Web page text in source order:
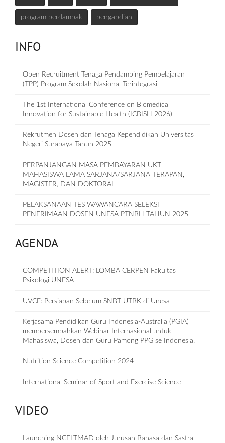
program berdampak pengabdian
INFO
Open Recruitment Tenaga Pendamping Pembelajaran
(TPP) Program Sekolah Nasional Terintegrasi
The 1st International Conference on Biomedical
Innovation for Sustainable Health (ICBISH 2026)
Rekrutmen Dosen dan Tenaga Kependidikan Universitas
Negeri Surabaya Tahun 2025
PERPANJANGAN MASA PEMBAYARAN UKT
MAHASISWA LAMA SARJANA/SARJANA TERAPAN,
MAGISTER, DAN DOKTORAL
PELAKSANAAN TES WAWANCARA SELEKSI
PENERIMAAN DOSEN UNESA PTNBH TAHUN 2025
AGENDA
COMPETITION ALERT: LOMBA CERPEN Fakultas
Psikologi UNESA
UVCE: Persiapan Sebelum SNBT-UTBK di Unesa
Kerjasama Pendidikan Guru Indonesia-Australia (PGIA)
mempersembahkan Webinar Internasional untuk
Mahasiswa, Dosen dan Guru Pamong PPG se Indonesia.
Nutrition Science Competition 2024
International Seminar of Sport and Exercise Science
VIDEO
Launching NCELTMAD oleh Jurusan Bahasa dan Sastra